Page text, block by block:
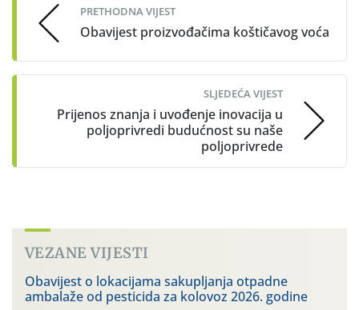
PRETHODNA VIJEST
Obavijest proizvođačima koštičavog voća
SLJEDEĆA VIJEST
Prijenos znanja i uvođenje inovacija u
poljoprivredi budućnost su naše
poljoprivrede
VEZANE VIJESTI
Obavijest o lokacijama sakupljanja otpadne
ambalaže od pesticida za kolovoz 2026. godine